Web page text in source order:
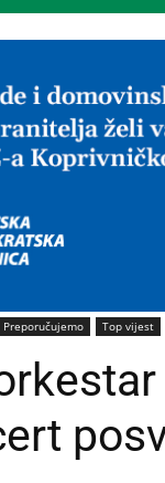
Preporučujemo Top vijest